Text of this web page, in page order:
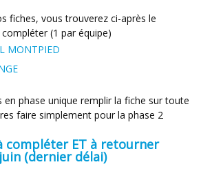
(1 par équipe)
MONTPIED
faire simplement pour la phase 2
compléter ET à retourner
(dernier délai)